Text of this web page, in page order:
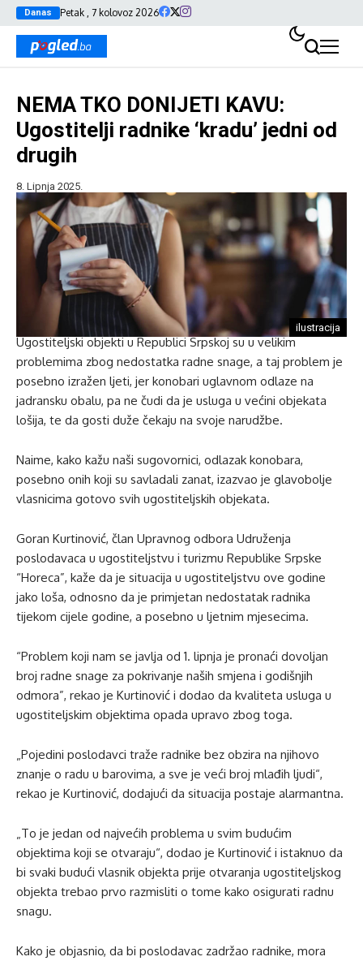
Danas Petak , 7 kolovoz 2026
NEMA TKO DONIJETI KAVU:
Ugostitelji radnike ‘kradu’ jedni od
drugih
8. Lipnja 2025.
ilustracija
Ugostiteljski objekti u Republici Srpskoj su u velikim
problemima zbog nedostatka radne snage, a taj problem je
posebno izražen ljeti, jer konobari uglavnom odlaze na
jadransku obalu, pa ne čudi da je usluga u većini objekata
lošija, te da gosti duže čekaju na svoje narudžbe.
Naime, kako kažu naši sugovornici, odlazak konobara,
posebno onih koji su savladali zanat, izazvao je glavobolje
vlasnicima gotovo svih ugostiteljskih objekata.
Goran Kurtinović, član Upravnog odbora Udruženja
poslodavaca u ugostiteljstvu i turizmu Republike Srpske
“Horeca”, kaže da je situacija u ugostiteljstvu ove godine
jako loša, odnosno da je primjetan nedostatak radnika
tijekom cijele godine, a posebno u ljetnim mjesecima.
“Problem koji nam se javlja od 1. lipnja je pronaći dovoljan
broj radne snage za pokrivanje naših smjena i godišnjih
odmora”, rekao je Kurtinović i dodao da kvaliteta usluga u
ugostiteljskim objektima opada upravo zbog toga.
„Pojedini poslodavci traže radnike bez obzira na njihovo
znanje o radu u barovima, a sve je veći broj mlađih ljudi“,
rekao je Kurtinović, dodajući da situacija postaje alarmantna.
„To je jedan od najvećih problema u svim budućim
objektima koji se otvaraju“, dodao je Kurtinović i istaknuo da
bi svaki budući vlasnik objekta prije otvaranja ugostiteljskog
objekta trebao prvo razmisliti o tome kako osigurati radnu
snagu.
Kako je objasnio, da bi poslodavac zadržao radnike, mora